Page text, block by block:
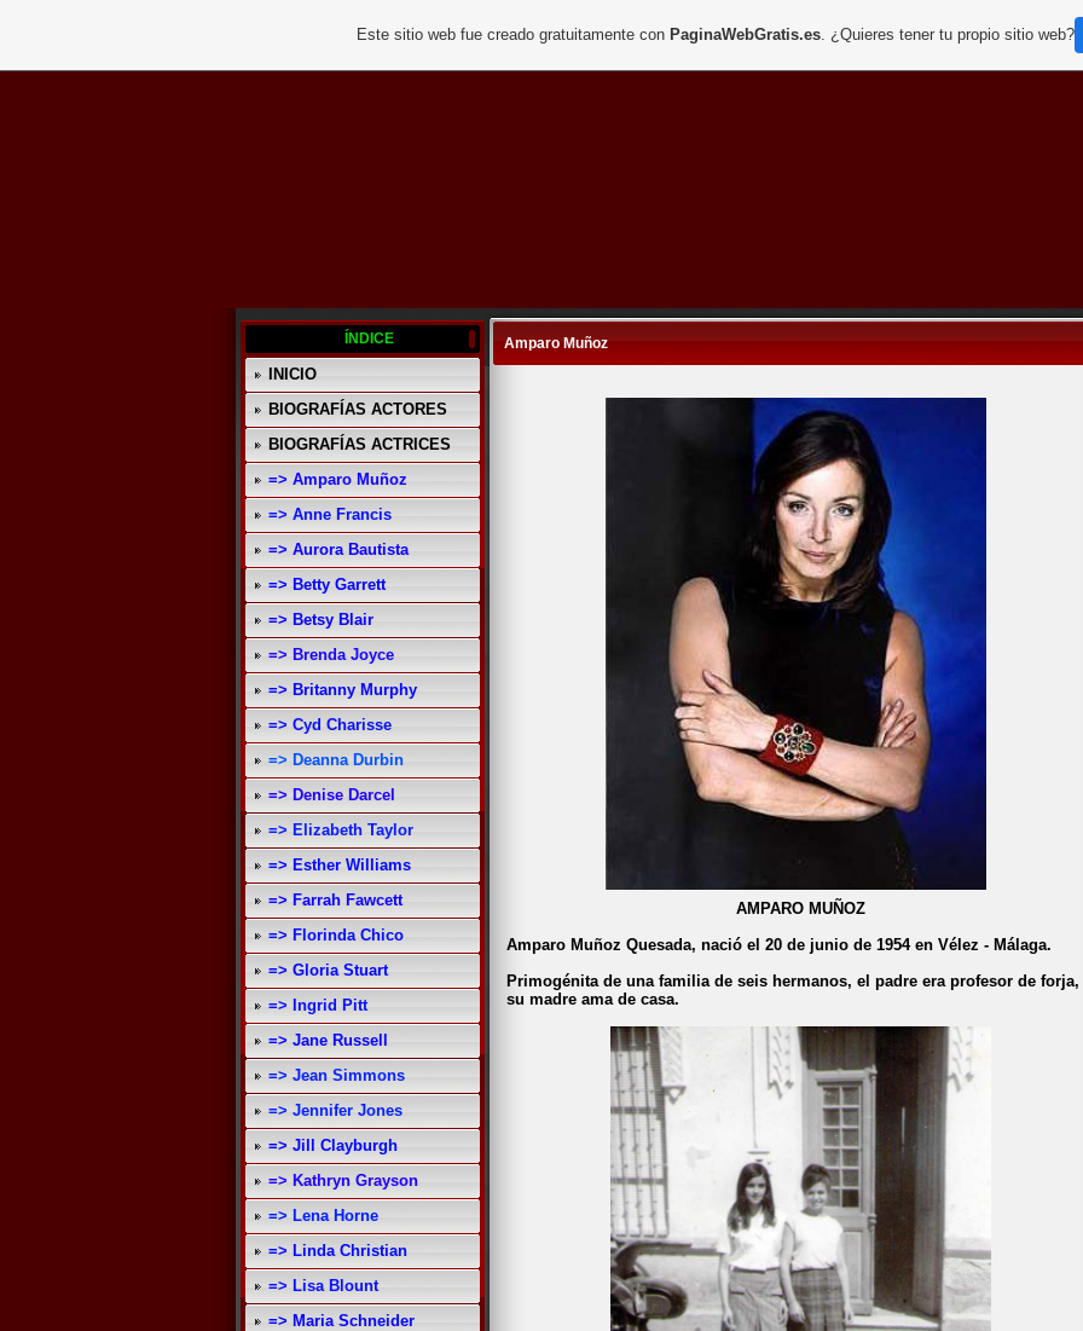
ÍNDICE
INICIO
BIOGRAFÍAS ACTORES
BIOGRAFÍAS ACTRICES
=> Amparo Muñoz
=> Anne Francis
=> Aurora Bautista
=> Betty Garrett
=> Betsy Blair
=> Brenda Joyce
=> Britanny Murphy
=> Cyd Charisse
=> Deanna Durbin
=> Denise Darcel
=> Elizabeth Taylor
=> Esther Williams
=> Farrah Fawcett
=> Florinda Chico
=> Gloria Stuart
=> Ingrid Pitt
=> Jane Russell
=> Jean Simmons
=> Jennifer Jones
=> Jill Clayburgh
=> Kathryn Grayson
=> Lena Horne
=> Linda Christian
=> Lisa Blount
=> Maria Schneider
Amparo Muñoz
AMPARO MUÑOZ
Amparo Muñoz Quesada, nació el 20 de junio de 1954 en Vélez - Málaga.
Primogénita de una familia de seis hermanos, el padre era profesor de forja,
su madre ama de casa.
Este sitio web fue creado gratuitamente con PaginaWebGratis.es. ¿Quieres tener tu propio sitio web?